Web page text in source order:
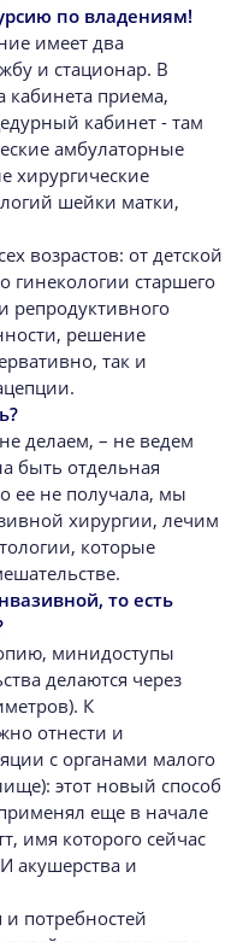
по владениям!
имеет два
и стационар. В
кабинета приема,
кабинет - там
амбулаторные
хирургические
шейки матки,
возрастов: от детской
гинекологии старшего
репродуктивного
решение
так и
делаем, – не ведем
быть отдельная
ее не получала, мы
хирургии, лечим
которые
то есть
минидоступы
делаются через
К
отнести и
с органами малого
этот новый способ
еще в начале
имя которого сейчас
акушерства и
потребностей